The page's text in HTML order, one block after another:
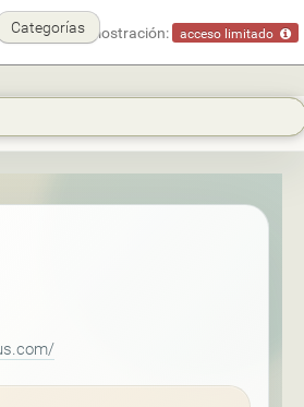
Modo demostración: acceso limitado
Categorías